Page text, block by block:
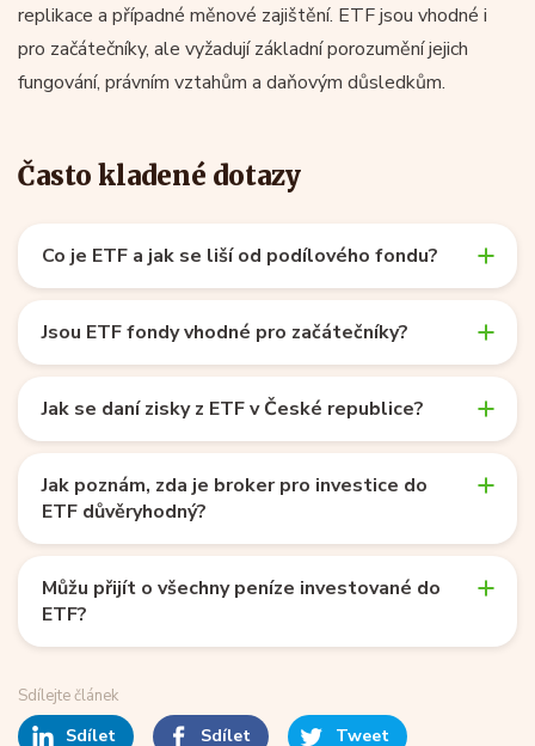
replikace a případné měnové zajištění. ETF jsou vhodné i
pro začátečníky, ale vyžadují základní porozumění jejich
fungování, právním vztahům a daňovým důsledkům.
Často kladené dotazy
Co je ETF a jak se liší od podílového fondu?
Jsou ETF fondy vhodné pro začátečníky?
Jak se daní zisky z ETF v České republice?
Jak poznám, zda je broker pro investice do
ETF důvěryhodný?
Můžu přijít o všechny peníze investované do
ETF?
Sdílejte článek
Sdílet Sdílet Tweet